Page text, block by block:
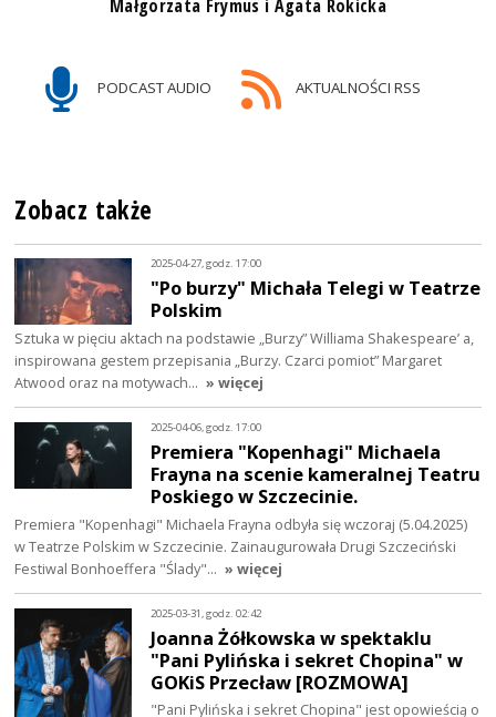
Małgorzata Frymus i Agata Rokicka
PODCAST AUDIO AKTUALNOŚCI RSS
Zobacz także
2025-04-27, godz. 17:00
"Po burzy" Michała Telegi w Teatrze
Polskim
Sztuka w pięciu aktach na podstawie „Burzy” Williama Shakespeare’ a,
inspirowana gestem przepisania „Burzy. Czarci pomiot” Margaret
Atwood oraz na motywach… » więcej
2025-04-06, godz. 17:00
Premiera "Kopenhagi" Michaela
Frayna na scenie kameralnej Teatru
Poskiego w Szczecinie.
Premiera "Kopenhagi" Michaela Frayna odbyła się wczoraj (5.04.2025)
w Teatrze Polskim w Szczecinie. Zainaugurowała Drugi Szczeciński
Festiwal Bonhoeffera "Ślady"… » więcej
2025-03-31, godz. 02:42
Joanna Żółkowska w spektaklu
"Pani Pylińska i sekret Chopina" w
GOKiS Przecław [ROZMOWA]
"Pani Pylińska i sekret Chopina" jest opowieścią o